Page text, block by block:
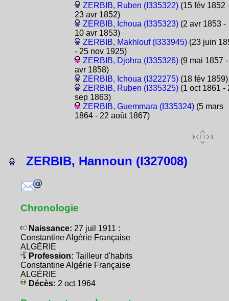
ZERBIB, Ruben (I335322)(15 fév 1852
23 avr 1852)
ZERBIB, Ichoua (I335323)(2 avr 1853 -
10 avr 1853)
ZERBIB, Makhlouf (I333945)(23 juin
- 25 nov 1925)
ZERBIB, Djohra (I335326)(9 mai 1857 -
avr 1858)
ZERBIB, Ichoua (I322275)(18 fév 1859)
ZERBIB, Ruben (I335325)(1 oct 1861 -
sep 1863)
ZERBIB, Guemmara (I335324)(5 mars
1864 - 22 août 1867)
ZERBIB, Hannoun (I327008)
Chronologie
Naissance: 27 juil 1911 :
Constantine Algérie Française
ALGÉRIE
Profession: Tailleur d'habits
Constantine Algérie Française
ALGÉRIE
Décès: 2 oct 1964